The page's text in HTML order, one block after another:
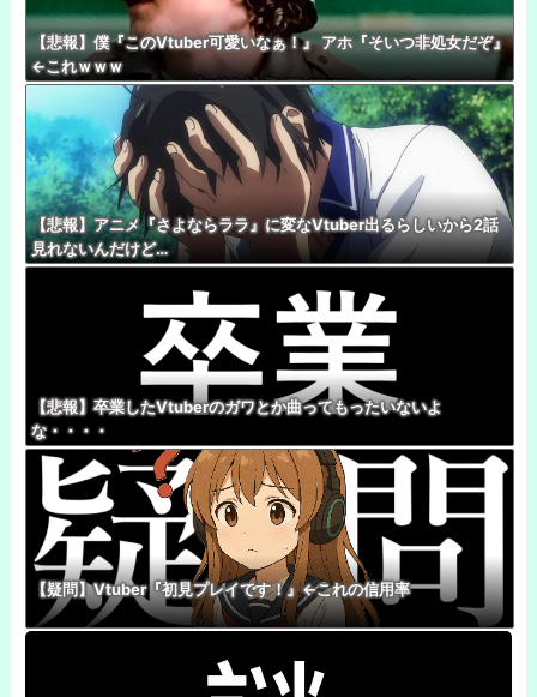
【悲報】僕『このVtuber可愛いなぁ！』 アホ『そいつ非処女だぞ』
←これｗｗｗ
【悲報】アニメ『さよならララ』に変なVtuber出るらしいから2話
見れないんだけど…
【悲報】卒業したVtuberのガワとか曲ってもったいないよ
な・・・・
【疑問】Vtuber『初見プレイです！』←これの信用率